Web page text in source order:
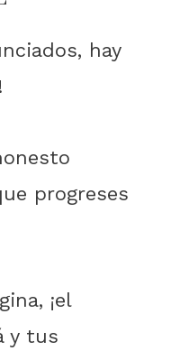
hay
progreses
¡el
y tus